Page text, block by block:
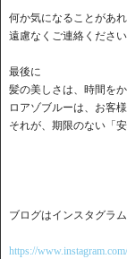
何か気になることがあ
遠慮なくご連絡ください
最後に
髪の美しさは、時間を
ロアゾブルーは、お客
それが、期限のない「
ブログはインスタグラ
https://